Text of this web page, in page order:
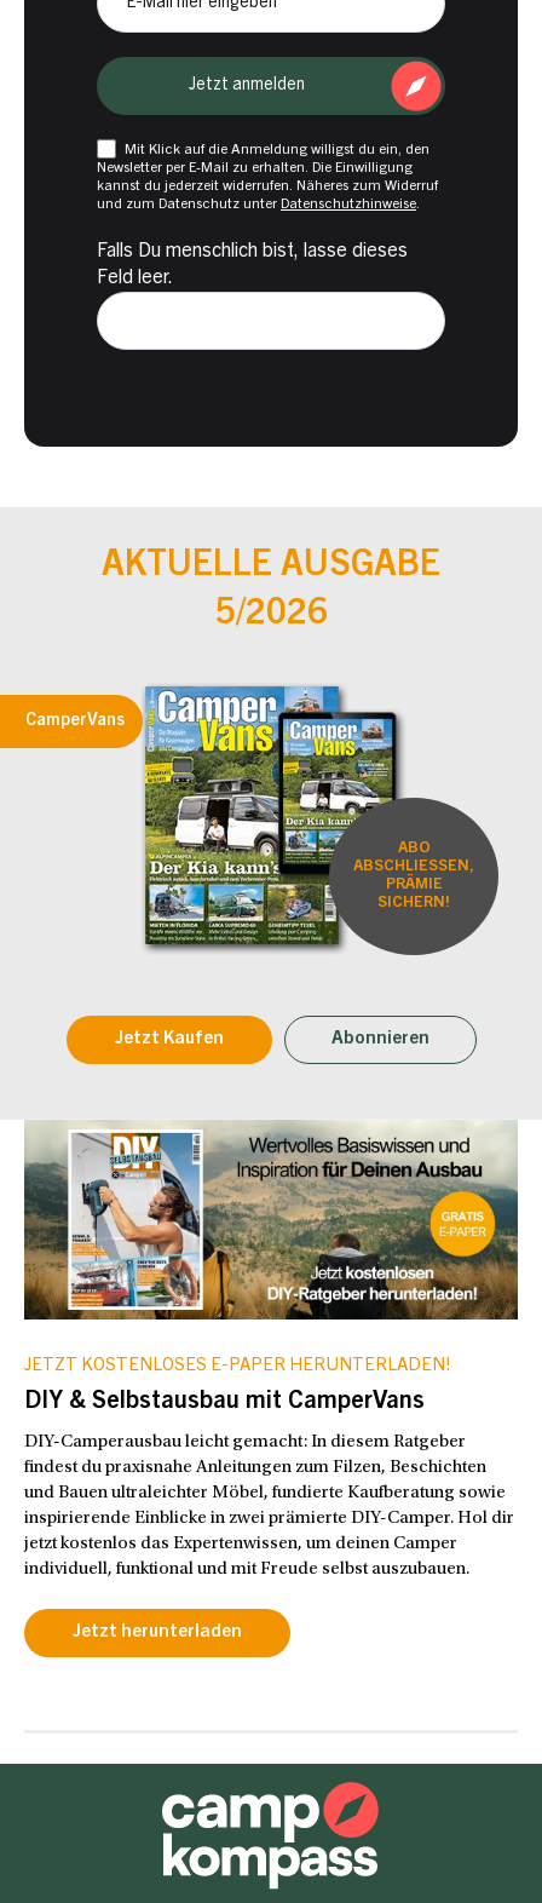
Jetzt anmelden
Mit Klick auf die Anmeldung willigst du ein, den
Newsletter per E-Mail zu erhalten. Die Einwilligung
kannst du jederzeit widerrufen. Näheres zum Widerruf
und zum Datenschutz unter Datenschutzhinweise.
Falls Du menschlich bist, lasse dieses
Feld leer.
AKTUELLE AUSGABE
5/2026
CamperVans
ABO
ABSCHLIESSEN,
PRÄMIE
SICHERN!
Jetzt Kaufen Abonnieren
JETZT KOSTENLOSES E-PAPER HERUNTERLADEN!
DIY & Selbstausbau mit CamperVans
DIY-Camperausbau leicht gemacht: In diesem Ratgeber
findest du praxisnahe Anleitungen zum Filzen, Beschichten
und Bauen ultraleichter Möbel, fundierte Kaufberatung sowie
inspirierende Einblicke in zwei prämierte DIY-Camper. Hol dir
jetzt kostenlos das Expertenwissen, um deinen Camper
individuell, funktional und mit Freude selbst auszubauen.
Jetzt herunterladen